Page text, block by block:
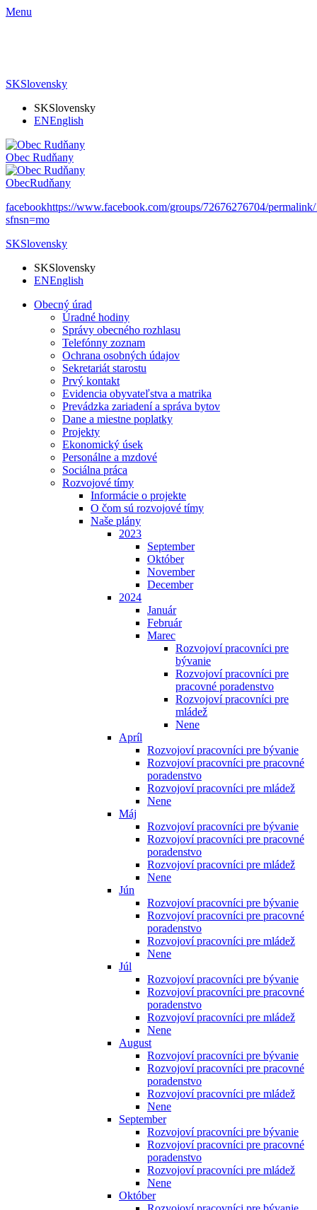
Menu
SKSlovensky
SKSlovensky
ENEnglish
Obec Rudňany
ObecRudňany
facebookhttps://www.facebook.com/groups/72676276704/
sfnsn=mo
SKSlovensky
SKSlovensky
ENEnglish
Obecný úrad
Úradné hodiny
Správy obecného rozhlasu
Telefónny zoznam
Ochrana osobných údajov
Sekretariát starostu
Prvý kontakt
Evidencia obyvateľstva a matrika
Prevádzka zariadení a správa bytov
Dane a miestne poplatky
Projekty
Ekonomický úsek
Personálne a mzdové
Sociálna práca
Rozvojové tímy
Informácie o projekte
O čom sú rozvojové tímy
Naše plány
2023
September
Október
November
December
2024
Január
Február
Marec
Rozvojoví pracovníci pre
bývanie
Rozvojoví pracovníci pre
pracovné poradenstvo
Rozvojoví pracovníci pre
mládež
Nene
Apríl
Rozvojoví pracovníci pre bývanie
Rozvojoví pracovníci pre pracovné
poradenstvo
Rozvojoví pracovníci pre mládež
Nene
Máj
Rozvojoví pracovníci pre bývanie
Rozvojoví pracovníci pre pracovné
poradenstvo
Rozvojoví pracovníci pre mládež
Nene
Jún
Rozvojoví pracovníci pre bývanie
Rozvojoví pracovníci pre pracovné
poradenstvo
Rozvojoví pracovníci pre mládež
Nene
Júl
Rozvojoví pracovníci pre bývanie
Rozvojoví pracovníci pre pracovné
poradenstvo
Rozvojoví pracovníci pre mládež
Nene
August
Rozvojoví pracovníci pre bývanie
Rozvojoví pracovníci pre pracovné
poradenstvo
Rozvojoví pracovníci pre mládež
Nene
September
Rozvojoví pracovníci pre bývanie
Rozvojoví pracovníci pre pracovné
poradenstvo
Rozvojoví pracovníci pre mládež
Nene
Október